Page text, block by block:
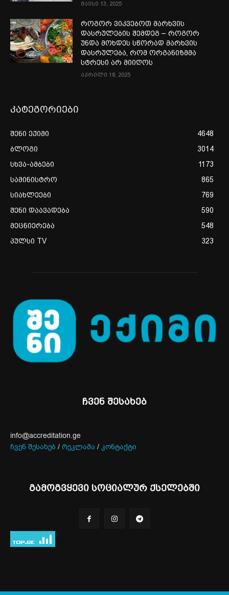
მაისი 13, 2025
როგორ ვიკვებოთ მარხვის
დასრულების შემდეგ – როგორ
უნდა მოხდეს სწორად მარხვის
დასრულება, რომ ორგანიზმმა
სტრესი არ მიიღოს
აპრილი 18, 2025
კატეგორიები
შენი ექიმი
4648
ბლოგი
3014
სხვა-ამბები
1173
სამინისტრო
865
სიახლეები
769
შენი დაავადება
590
მეცნიერება
548
პულსი TV
323
ჩვენ შესახებ
info@accreditation.ge
ჩვენ შესახებ / რეკლამა / კონტაქტი
გამოგვყევი სოციალურ ქსელებში